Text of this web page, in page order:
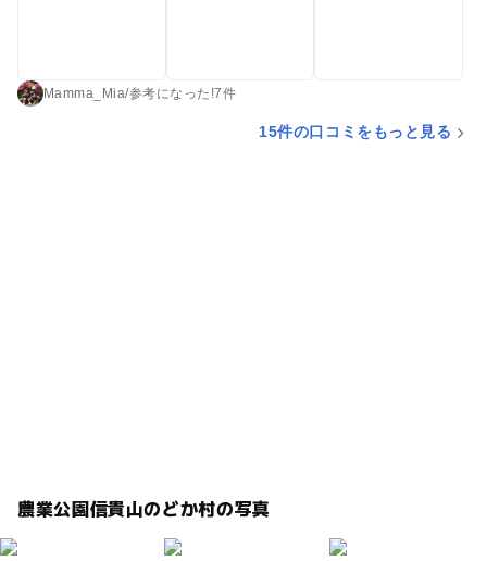
Mamma_Mia/参考になった!7件
15件の口コミをもっと見る
農業公園信貴山のどか村の写真